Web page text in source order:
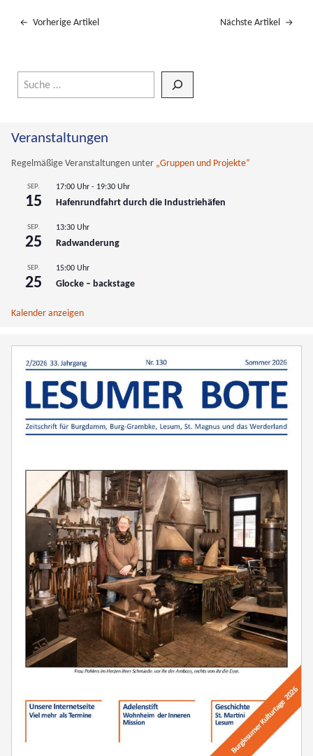
Vorherige Artikel Nächste Artikel
Veranstaltungen
Regelmäßige Veranstaltungen unter „Gruppen und Projekte“
SEP.
15
17:00 Uhr - 19:30 Uhr
Hafenrundfahrt durch die Industriehäfen
SEP.
25
13:30 Uhr
Radwanderung
SEP.
25
15:00 Uhr
Glocke – backstage
Kalender anzeigen